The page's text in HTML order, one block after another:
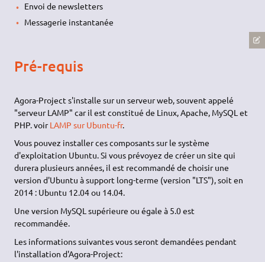
Envoi de newsletters
Messagerie instantanée
Pré-requis
Agora-Project s'installe sur un serveur web, souvent appelé
"serveur LAMP" car il est constitué de Linux, Apache, MySQL et
PHP. voirLAMP sur Ubuntu-fr.
Vous pouvez installer ces composants sur le système
d'exploitation Ubuntu. Si vous prévoyez de créer un site qui
durera plusieurs années, il est recommandé de choisir une
version d'Ubuntu à support long-terme (version "LTS"), soit en
2014 : Ubuntu 12.04 ou 14.04.
Une version MySQL supérieure ou égale à 5.0 est
recommandée.
Les informations suivantes vous seront demandées pendant
l'installation d'Agora-Project: